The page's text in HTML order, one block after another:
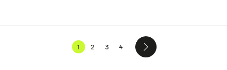
1 2 3 4